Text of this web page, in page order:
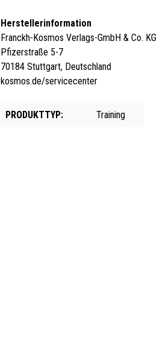
Herstellerinformation
Franckh-Kosmos Verlags-GmbH & Co. KG
Pfizerstraße 5-7
70184 Stuttgart, Deutschland
kosmos.de/servicecenter
PRODUKTTYP: Training